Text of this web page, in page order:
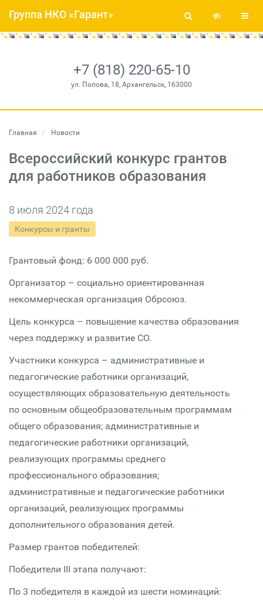
+7 (818) 220-65-10
ул. Попова, 18, Архангельск, 163000
Группа НКО «Гарант»
Главная Новости
Всероссийский конкурс грантов
для работников образования
8 июля 2024 года
Конкурсы и гранты
Грантовый фонд: 6 000 000 руб.
Организатор – социально ориентированная
некоммерческая организация Обрсоюз.
Цель конкурса – повышение качества образования
через поддержку и развитие СО.
Участники конкурса – административные и
педагогические работники организаций,
осуществляющих образовательную деятельность
по основным общеобразовательным программам
общего образования; административные и
педагогические работники организаций,
реализующих программы среднего
профессионального образования;
административные и педагогические работники
организаций, реализующих программы
дополнительного образования детей.
Размер грантов победителей:
Победители III этапа получают:
По 3 победителя в каждой из шести номинаций: